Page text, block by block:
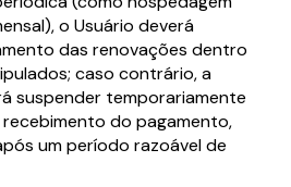
o Usuário deverá
das renovações dentro
caso contrário, a
suspender temporariamente
do pagamento,
um período razoável de